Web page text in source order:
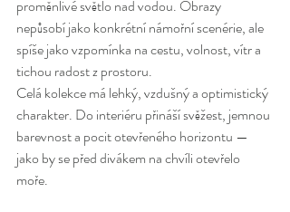
proměnlivé světlo nad vodou. Obrazy
nepůsobí jako konkrétní námořní scenérie, ale
spíše jako vzpomínka na cestu, volnost, vítr a
tichou radost z prostoru.
Celá kolekce má lehký, vzdušný a optimistický
charakter. Do interiéru přináší svěžest, jemnou
barevnost a pocit otevřeného horizontu —
jako by se před divákem na chvíli otevřelo
moře.